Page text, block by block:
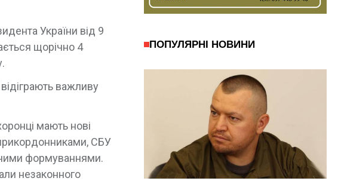
України від 9
щорічно 4
важливу
мають нові
СБУ
формуваннями.
незаконного
ПОПУЛЯРНІ НОВИНИ